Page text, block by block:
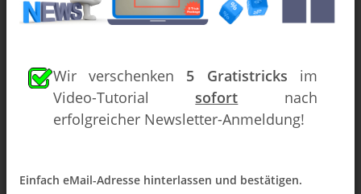
Wir verschenken 5 Gratistricks im
Video-Tutorial sofort nach
erfolgreicher Newsletter-Anmeldung!
Einfach eMail-Adresse hinterlassen und bestätigen.